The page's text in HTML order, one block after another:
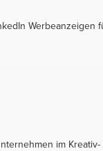
Werbeanzeigen
im Kreativ-